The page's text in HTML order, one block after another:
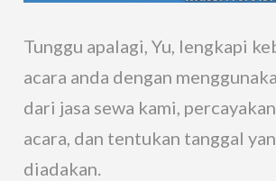
Tunggu apalagi, Yu, lengkapi
acara anda dengan
dari jasa sewa kami,
acara, dan tentukan tanggal
diadakan.